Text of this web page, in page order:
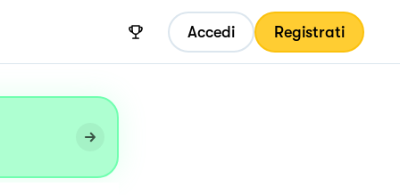
Accedi Registrati